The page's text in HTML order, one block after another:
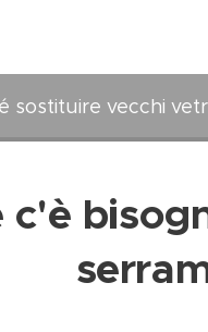
sostituire vecchi
c'è